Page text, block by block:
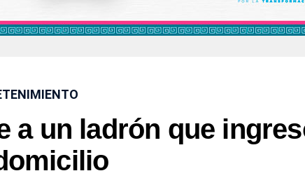
a un ladrón que